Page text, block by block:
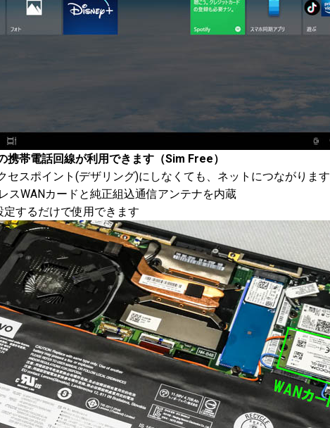
帯電話回線が利用できます（Sim Free）
スポイント(デザリング)にしなくても、ネットにつながります
スWANカードと純正組込通信アンテナを内蔵
するだけで使用できます